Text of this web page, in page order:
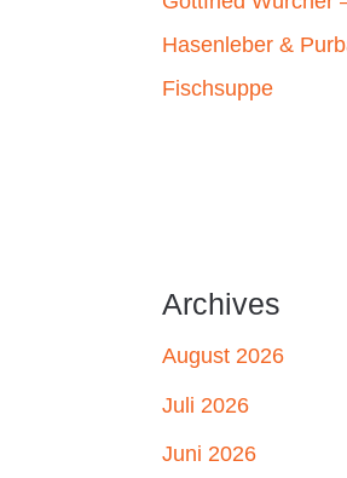
Hasenleber &
Fischsuppe
Archives
August 2026
Juli 2026
Juni 2026